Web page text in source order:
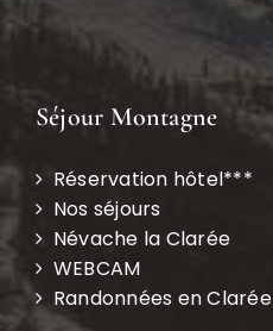
Séjour Montagne
Réservation hôtel***
Nos séjours
Névache la Clarée
WEBCAM
Randonnées en Clarée